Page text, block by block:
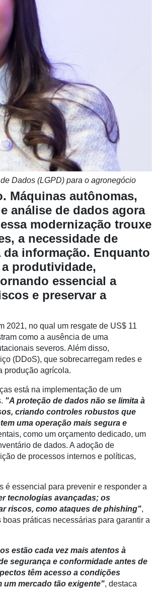
Dados (LGPD) para o agronegócio
Máquinas autônomas,
análise de dados agora
modernização trouxe
a necessidade de
informação. Enquanto
produtividade,
essencial a
e preservar a
2021, no qual um resgate de US$ 11
como a ausência de uma
severos. Além disso,
(DDoS), que sobrecarregam redes e
produção agrícola.
está na implementação de um
"A proteção de dados não se limita à
criando controles robustos que
uma operação mais segura e
como um orçamento dedicado, um
de dados. A adoção de
de processos internos e políticas,
é essencial para prevenir e responder a
tecnologias avançadas; os
riscos, como ataques de phishing",
práticas necessárias para garantir a
estão cada vez mais atentos à
segurança e conformidade antes de
têm acesso a condições
um mercado tão exigente", destaca